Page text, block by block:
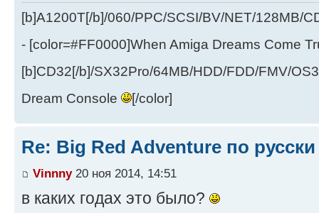
[b]A1200T[/b]/060/PPC/SCSI/BV/NET/128MB/
- [color=#FF0000]When Amiga Dreams Come
[b]CD32[/b]/SX32Pro/64MB/HDD/FDD/FMV/
Dream Console
[/color]
Re: Big Red Adventure по русски
Vinnny20 ноя 2014, 14:51
в каких годах это было?